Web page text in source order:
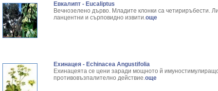
Евкалипт - Eucaliptus
Вечнозелено дърво. Младите клонки са четириръбести.
ланцентни и сърповидно извити.още
Ехинацея - Echinacea Angustifolia
Ехинацеята се цени заради мощното й
противовъзпалително действие.още